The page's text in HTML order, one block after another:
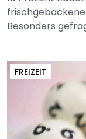
Besonders
FREIZEIT